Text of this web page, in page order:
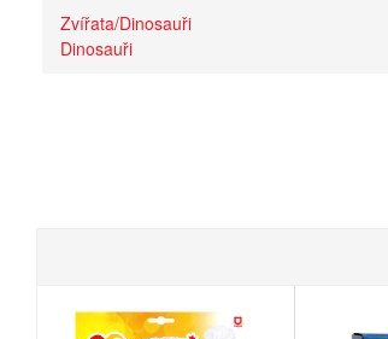
Zvířata/Dinosauři
Dinosauři